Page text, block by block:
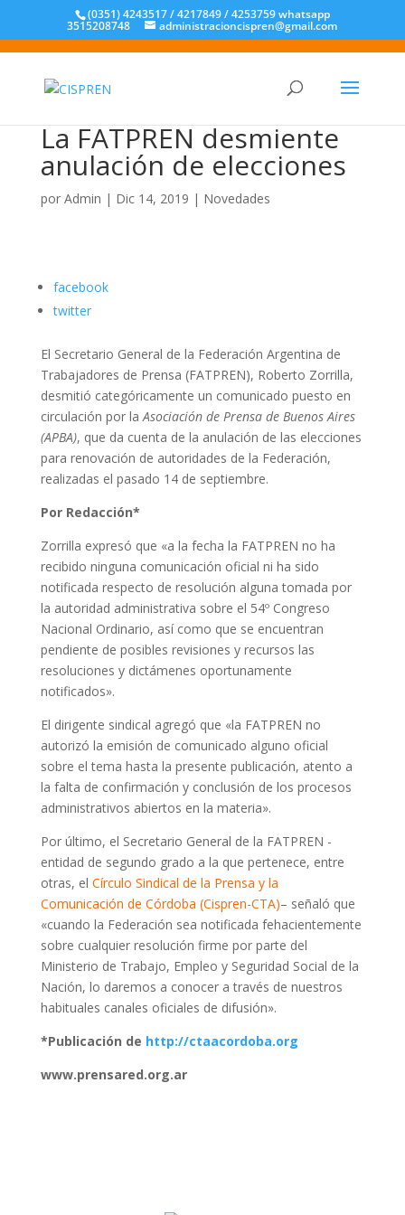
(0351) 4243517 / 4217849 / 4253759 whatsapp
3515208748 administracioncispren@gmail.com
La FATPREN desmiente
anulación de elecciones
por Admin | Dic 14, 2019 | Novedades
facebook
twitter
El Secretario General de la Federación Argentina de
Trabajadores de Prensa (FATPREN), Roberto Zorrilla,
desmitió categóricamente un comunicado puesto en
circulación por laAsociación de Prensa de Buenos Aires
(APBA), que da cuenta de la anulación de las elecciones
para renovación de autoridades de la Federación,
realizadas el pasado 14 de septiembre.
Por Redacción*
Zorrilla expresó que «a la fecha la FATPREN no ha
recibido ninguna comunicación oficial ni ha sido
notificada respecto de resolución alguna tomada por
la autoridad administrativa sobre el 54º Congreso
Nacional Ordinario, así como que se encuentran
pendiente de posibles revisiones y recursos las
resoluciones y dictámenes oportunamente
notificados».
El dirigente sindical agregó que «la FATPREN no
autorizó la emisión de comunicado alguno oficial
sobre el tema hasta la presente publicación, atento a
la falta de confirmación y conclusión de los procesos
administrativos abiertos en la materia».
Por último, el Secretario General de la FATPREN -
entidad de segundo grado a la que pertenece, entre
otras, el Círculo Sindical de la Prensa y la
Comunicación de Córdoba (Cispren-CTA)– señaló que
«cuando la Federación sea notificada fehacientemente
sobre cualquier resolución firme por parte del
Ministerio de Trabajo, Empleo y Seguridad Social de la
Nación, lo daremos a conocer a través de nuestros
habituales canales oficiales de difusión».
*Publicación de http://ctaacordoba.org
www.prensared.org.ar